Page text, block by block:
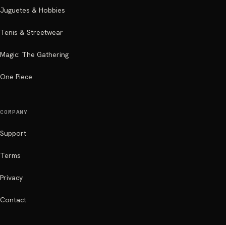
Juguetes & Hobbies
Tenis & Streetwear
Magic: The Gathering
One Piece
COMPANY
Support
Terms
Privacy
Contact